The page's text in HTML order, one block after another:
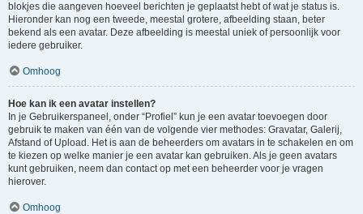
blokjes die aangeven hoeveel berichten je geplaatst hebt of wat je status is.
Hieronder kan nog een tweede, meestal grotere, afbeelding staan, beter
bekend als een avatar. Deze afbeelding is meestal uniek of persoonlijk voor
iedere gebruiker.
Omhoog
Hoe kan ik een avatar instellen?
In je Gebruikerspaneel, onder “Profiel” kun je een avatar toevoegen door
gebruik te maken van één van de volgende vier methodes: Gravatar, Galerij,
Afstand of Upload. Het is aan de beheerders om avatars in te schakelen en om
te kiezen op welke manier je een avatar kan gebruiken. Als je geen avatars
kunt gebruiken, neem dan contact op met een beheerder voor je vragen
hierover.
Omhoog